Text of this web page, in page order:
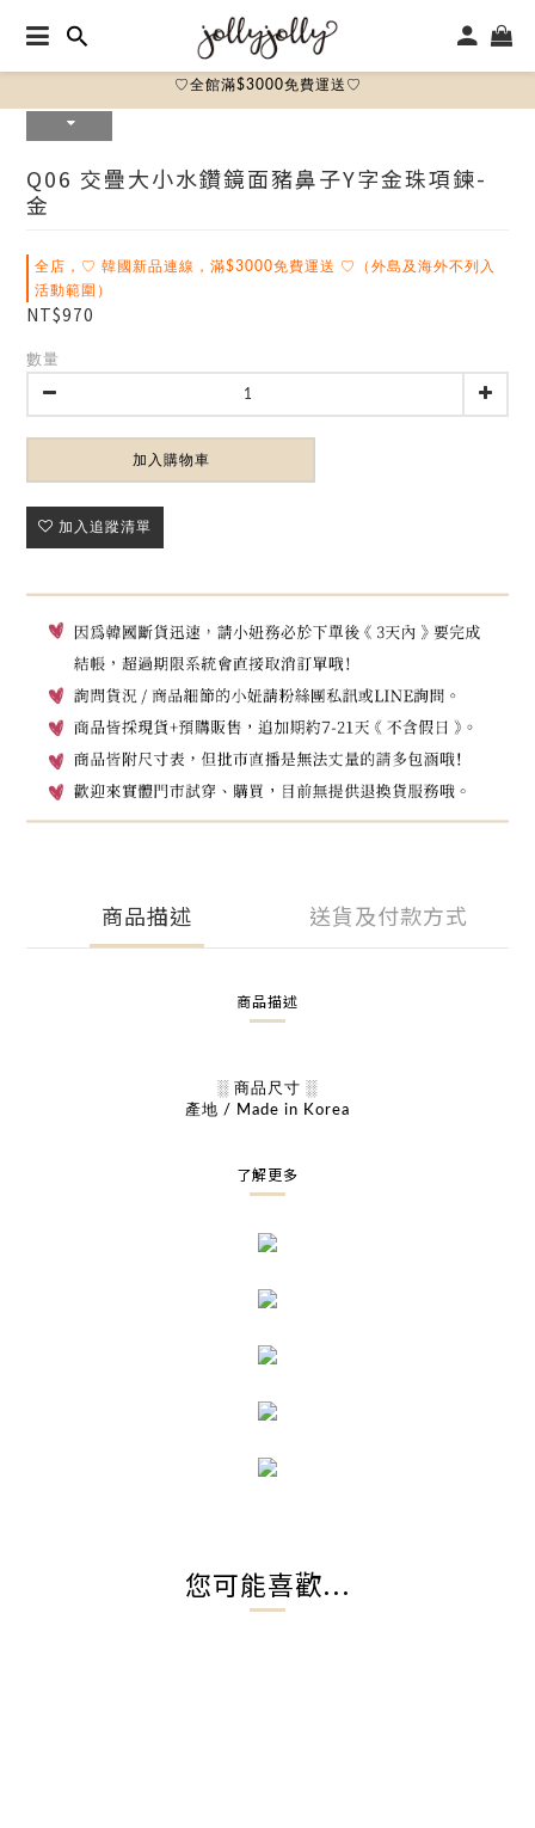
♡全館滿$3000免費運送♡
Q06 交疊大小水鑽鏡面豬鼻子Y字金珠項鍊-
金
全店，♡ 韓國新品連線，滿$3000免費運送 ♡（外島及海外不列入
活動範圍）
NT$970
數量
加入購物車
加入追蹤清單
商品描述 送貨及付款方式
商品描述
░ 商品尺寸 ░
產地 / Made in Korea
了解更多
您可能喜歡...